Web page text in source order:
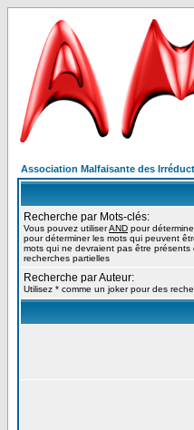
Association Malfaisante des
Recherche par Mots-clés:
Vous pouvez utiliserAND pour
pour déterminer les mots qui peuvent
mots qui ne devraient pas être
recherches partielles
Recherche par Auteur:
Utilisez * comme un joker pour des